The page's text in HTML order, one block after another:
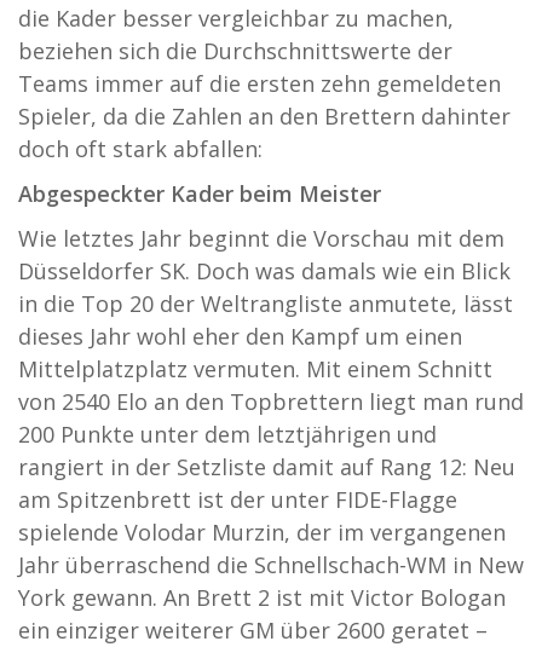
die Kader besser vergleichbar zu machen,
beziehen sich die Durchschnittswerte der
Teams immer auf die ersten zehn gemeldeten
Spieler, da die Zahlen an den Brettern dahinter
doch oft stark abfallen:
Abgespeckter Kader beim Meister
Wie letztes Jahr beginnt die Vorschau mit dem
Düsseldorfer SK. Doch was damals wie ein Blick
in die Top 20 der Weltrangliste anmutete, lässt
dieses Jahr wohl eher den Kampf um einen
Mittelplatzplatz vermuten. Mit einem Schnitt
von 2540 Elo an den Topbrettern liegt man rund
200 Punkte unter dem letztjährigen und
rangiert in der Setzliste damit auf Rang 12: Neu
am Spitzenbrett ist der unter FIDE-Flagge
spielende Volodar Murzin, der im vergangenen
Jahr überraschend die Schnellschach-WM in New
York gewann. An Brett 2 ist mit Victor Bologan
ein einziger weiterer GM über 2600 geratet –